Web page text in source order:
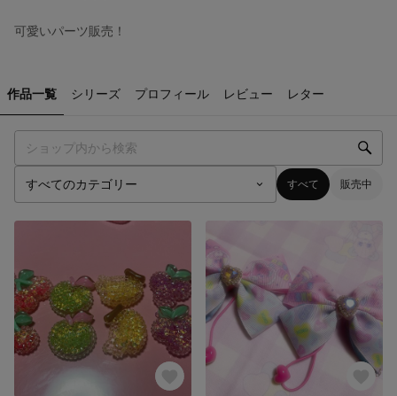
可愛いパーツ販売！
作品一覧 シリーズ プロフィール レビュー レター
すべて 販売中